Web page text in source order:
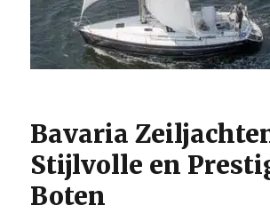
Bavaria
Stijlvolle en
Boten